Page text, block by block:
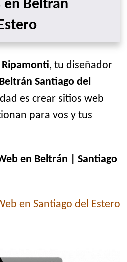
en Beltrán
Ripamonti, tu diseñador
Santiago del
es crear sitios web
para vos y tus
en Beltrán | Santiago
en Santiago del Estero